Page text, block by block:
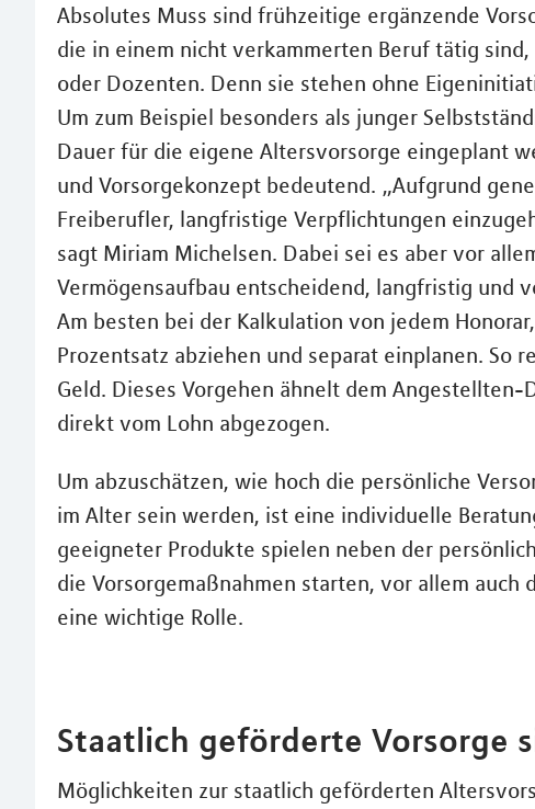
Absolutes Muss sind frühzeitige ergänzende
die in einem nicht verkammerten Beruf tätig
oder Dozenten. Denn sie stehen ohne
Um zum Beispiel besonders als junger
Dauer für die eigene Altersvorsorge eingeplant
und Vorsorgekonzept bedeutend. „Aufgrund
Freiberufler, langfristige Verpflichtungen
sagt Miriam Michelsen. Dabei sei es aber vor
Vermögensaufbau entscheidend, langfristig und
Am besten bei der Kalkulation von jedem
Prozentsatz abziehen und separat einplanen. So
Geld. Dieses Vorgehen ähnelt dem Angestellten-
direkt vom Lohn abgezogen.
Um abzuschätzen, wie hoch die persönliche
im Alter sein werden, ist eine individuelle
geeigneter Produkte spielen neben der
die Vorsorgemaßnahmen starten, vor allem
eine wichtige Rolle.
Staatlich geförderte Vorsorge
Möglichkeiten zur staatlich geförderten